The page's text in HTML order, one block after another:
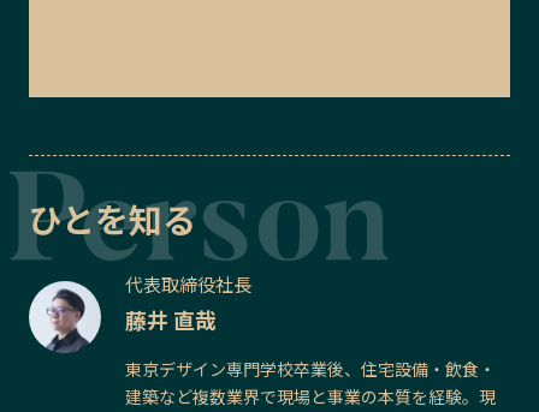
ひとを知る
代表取締役社長
藤井 直哉
東京デザイン専門学校卒業後、住宅設備・飲食・
建築など複数業界で現場と事業の本質を経験。現